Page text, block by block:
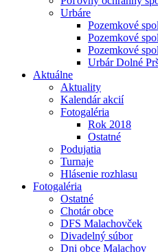
Urbáre
Pozemkové
Pozemkové
Pozemkové
Urbár Dolné
Aktuálne
Aktuality
Kalendár akcií
Fotogaléria
Rok 2018
Ostatné
Podujatia
Turnaje
Hlásenie rozhlasu
Fotogaléria
Ostatné
Chotár obce
DFS Malachovček
Divadelný súbor
Dni obce Malachov